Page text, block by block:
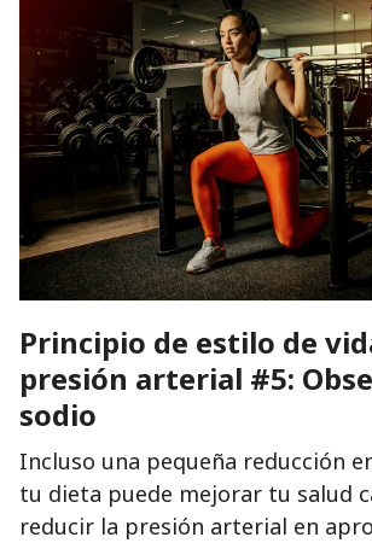
Principio de estilo de
presión arterial #5:
sodio
Incluso una pequeña reducción
tu dieta puede mejorar tu salud
reducir la presión arterial en